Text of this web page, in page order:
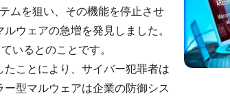
ムを狙い、その機能を停止させ
ウェアの急増を発見しました。
いるとのことです。
ことにより、サイバー犯罪者は
型マルウェアは企業の防御シス